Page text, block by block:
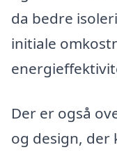
da bedre
initiale
Der er også
og design, der